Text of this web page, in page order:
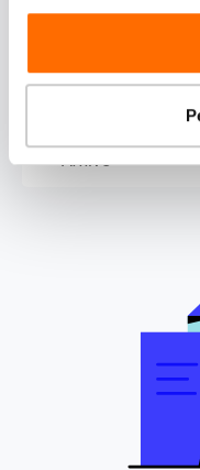
Noteikumi
Arhīvs